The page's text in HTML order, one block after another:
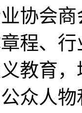
协会商
程、
教育
众人